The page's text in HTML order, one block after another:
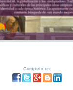
Compartir en: